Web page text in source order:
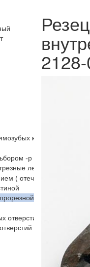
конических
-р эльбор
лезвия
( отеч.)
отверстий